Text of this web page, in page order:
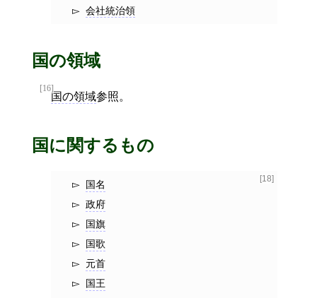
会社統治領
国の領域
[16]
国の領域参照。
国に関するもの
[18]
国名
政府
国旗
国歌
元首
国王